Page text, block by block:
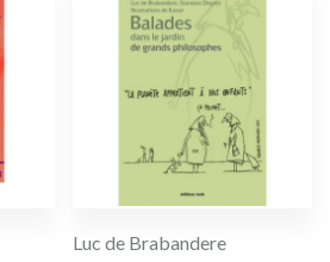
Luc de Brabandere